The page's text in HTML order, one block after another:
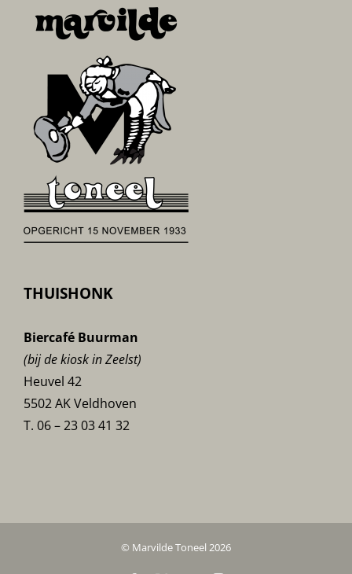
THUISHONK
Biercafé Buurman
(bij de kiosk in Zeelst)
Heuvel 42
5502 AK Veldhoven
T. 06 – 23 03 41 32
© Marvilde Toneel 2026